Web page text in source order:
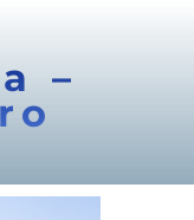
–